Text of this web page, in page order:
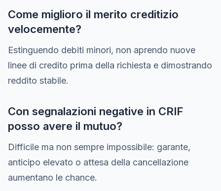
Come miglioro il merito creditizio
velocemente?
Estinguendo debiti minori, non aprendo nuove
linee di credito prima della richiesta e dimostrando
reddito stabile.
Con segnalazioni negative in CRIF
posso avere il mutuo?
Difficile ma non sempre impossibile: garante,
anticipo elevato o attesa della cancellazione
aumentano le chance.